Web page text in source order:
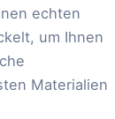
echten
um Ihnen
Materialien